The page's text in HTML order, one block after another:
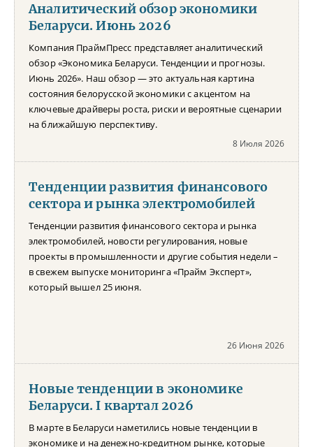
Аналитический обзор экономики
Беларуси. Июнь 2026
Компания ПраймПресс представляет аналитический
обзор «Экономика Беларуси. Тенденции и прогнозы.
Июнь 2026». Наш обзор — это актуальная картина
состояния белорусской экономики с акцентом на
ключевые драйверы роста, риски и вероятные сценарии
на ближайшую перспективу.
8 Июля 2026
Тенденции развития финансового
сектора и рынка электромобилей
Тенденции развития финансового сектора и рынка
электромобилей, новости регулирования, новые
проекты в промышленности и другие события недели –
в свежем выпуске мониторинга «Прайм Эксперт»,
который вышел 25 июня.
26 Июня 2026
Новые тенденции в экономике
Беларуси. I квартал 2026
В марте в Беларуси наметились новые тенденции в
экономике и на денежно-кредитном рынке, которые